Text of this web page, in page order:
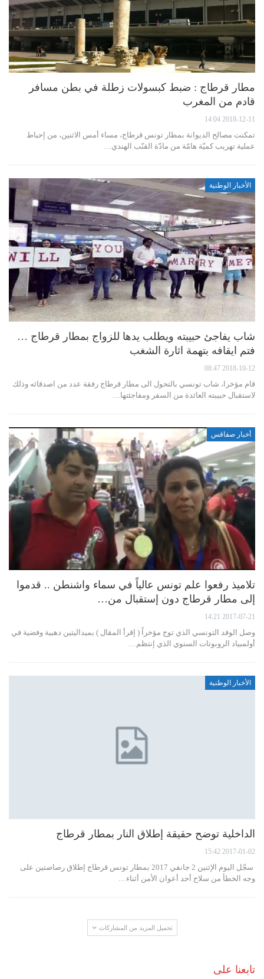
مطار قرطاج : ضبط كبسولات زطلة في بطن مسافر
قادم من المغرب
2018-12-11 14:04
تمكنت مصالح الديوانة بمطار تونس قرطاج، مساء أمس الاثنين، من إحباط
عملية تهريب كميّة هامّة من مادّة القنّب الهندي…
الأخبار الوطنية
شاب يفاجئ حبيبته ويطلب يدها للزواج بمطار قرطاج …
فتم ايقافه بتهمة اثارة الشغب
2018-10-12 08:47
قام مؤخرا، شاب تونسي بالتحول الى مطار قرطاج رفقة عدد من اصدقائه وذلك
لاستقبال حبيبته العائدة من السفر ومفاجئتها…
أخبار صفاقس
تلاميذ رفعوا علم تونس عالياً في سماء واشنطن .. قدموا
إلى مطار قرطاج دون إستقبال من…
2017-07-21 14:21
وصل الوفد التونسي الذي توج مؤخراً ( إقرأ المقال ) بميداليتين دهبية وفضية في
أولمبیاد الروبوتات السنوي الذي إنتظم…
الأخبار الوطنية
الداخلية توضح حقيقة إطلاق النار بمطار قرطاج
2017-01-02 15:42
سجّل اليوم الإثنين 2 جانفي 2017 بمطار تونس قرطاج إطلاق رصاصتين على
وجه الخطأ من سلاح أحد أعوان الأمن أثناء…
تحميل المزيد من المشاركات
تابعنا على